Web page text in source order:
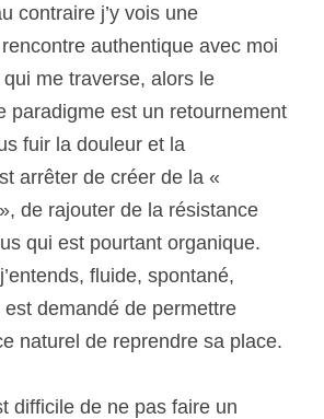
contraire j’y vois une
authentique avec moi
me traverse, alors le
paradigme est un retournement
fuir la douleur et la
arrêter de créer de la «
de rajouter de la résistance
qui est pourtant organique.
fluide, spontané,
demandé de permettre
naturel de reprendre sa place.
difficile de ne pas faire un